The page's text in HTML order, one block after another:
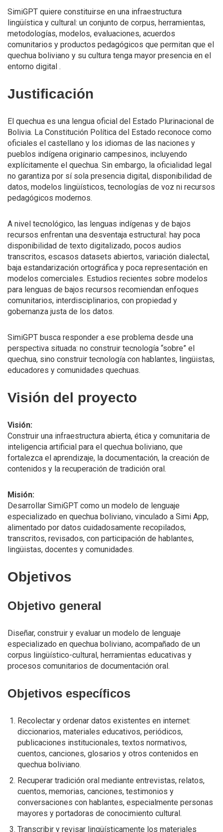
SimiGPT quiere constituirse en una infraestructura
lingüística y cultural: un conjunto de corpus, herramientas,
metodologías, modelos, evaluaciones, acuerdos
comunitarios y productos pedagógicos que permitan que el
quechua boliviano y su cultura tenga mayor presencia en el
entorno digital .
Justificación
El quechua es una lengua oficial del Estado Plurinacional de
Bolivia. La Constitución Política del Estado reconoce como
oficiales el castellano y los idiomas de las naciones y
pueblos indígena originario campesinos, incluyendo
explícitamente el quechua. Sin embargo, la oficialidad legal
no garantiza por sí sola presencia digital, disponibilidad de
datos, modelos lingüísticos, tecnologías de voz ni recursos
pedagógicos modernos.
A nivel tecnológico, las lenguas indígenas y de bajos
recursos enfrentan una desventaja estructural: hay poca
disponibilidad de texto digitalizado, pocos audios
transcritos, escasos datasets abiertos, variación dialectal,
baja estandarización ortográfica y poca representación en
modelos comerciales. Estudios recientes sobre modelos
para lenguas de bajos recursos recomiendan enfoques
comunitarios, interdisciplinarios, con propiedad y
gobernanza justa de los datos.
SimiGPT busca responder a ese problema desde una
perspectiva situada: no construir tecnología “sobre” el
quechua, sino construir tecnología con hablantes, lingüistas,
educadores y comunidades quechuas.
Visión del proyecto
Visión:
Construir una infraestructura abierta, ética y comunitaria de
inteligencia artificial para el quechua boliviano, que
fortalezca el aprendizaje, la documentación, la creación de
contenidos y la recuperación de tradición oral.
Misión:
Desarrollar SimiGPT como un modelo de lenguaje
especializado en quechua boliviano, vinculado a Simi App,
alimentado por datos cuidadosamente recopilados,
transcritos, revisados, con participación de hablantes,
lingüistas, docentes y comunidades.
Objetivos
Objetivo general
Diseñar, construir y evaluar un modelo de lenguaje
especializado en quechua boliviano, acompañado de un
corpus lingüístico-cultural, herramientas educativas y
procesos comunitarios de documentación oral.
Objetivos específicos
Recolectar y ordenar datos existentes en internet:
diccionarios, materiales educativos, periódicos,
publicaciones institucionales, textos normativos,
cuentos, canciones, glosarios y otros contenidos en
quechua boliviano.
Recuperar tradición oral mediante entrevistas, relatos,
cuentos, memorias, canciones, testimonios y
conversaciones con hablantes, especialmente personas
mayores y portadoras de conocimiento cultural.
Transcribir y revisar lingüísticamente los materiales